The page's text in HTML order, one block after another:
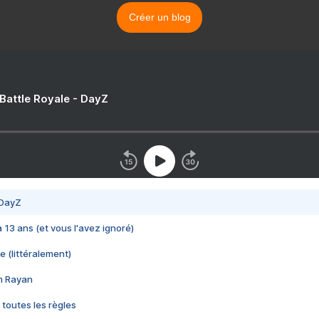
Créer un blog
Royale - DayZ
13 ans (et vous l'avez ignoré)
(littéralement)
Rayan
toutes les règles